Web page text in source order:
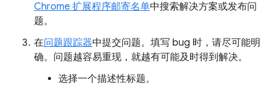
Chrome 扩展程序邮寄名单中搜索解决方案或发布问
题。
在问题跟踪器中提交问题。填写 bug 时，请尽可能明
确。问题越容易重现，就越有可能及时得到解决。
选择一个描述性标题。